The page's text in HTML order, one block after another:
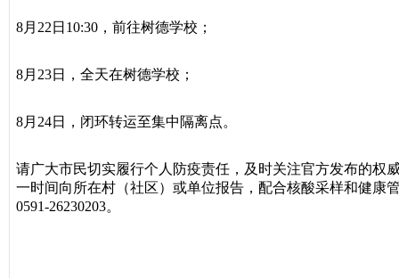
8月22日10:30，前往树德学校；
8月23日，全天在树德学校；
8月24日，闭环转运至集中隔离点。
请广大市民切实履行个人防疫责任，及时关注官方发布的权
一时间向所在村（社区）或单位报告，配合核酸采样和健康
0591-26230203。